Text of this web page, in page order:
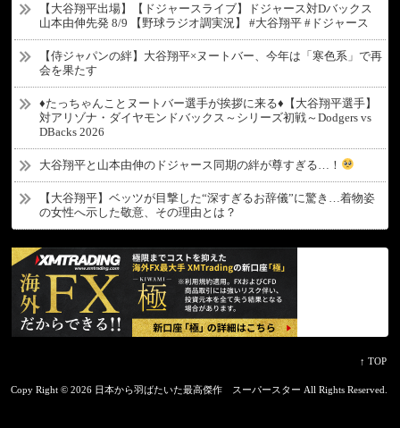
【大谷翔平出場】【ドジャースライブ】ドジャース対Dバックス
山本由伸先発 8/9 【野球ラジオ調実況】 #大谷翔平 #ドジャース
【侍ジャパンの絆】大谷翔平×ヌートバー、今年は「寒色系」で再
会を果たす
♦たっちゃんことヌートバー選手が挨拶に来る♦【大谷翔平選手】
対アリゾナ・ダイヤモンドバックス～シリーズ初戦～Dodgers vs
DBacks 2026
大谷翔平と山本由伸のドジャース同期の絆が尊すぎる…！
【大谷翔平】ベッツが目撃した“深すぎるお辞儀”に驚き…着物姿
の女性へ示した敬意、その理由とは？
↑ TOP
Copy Right © 2026 日本から羽ばたいた最高傑作 スーパースター All Rights Reserved.